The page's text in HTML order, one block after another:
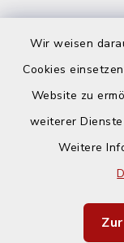
Wir weisen
Cookies
Website zu
weiterer
Weitere